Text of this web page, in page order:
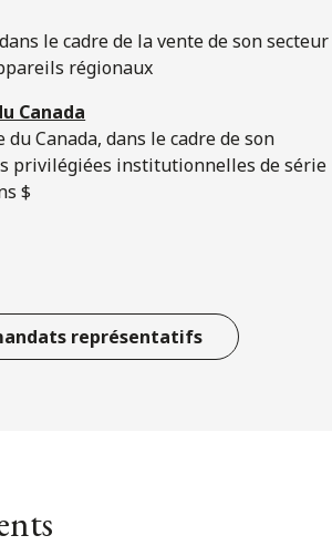
le cadre de la vente de son secteur
régionaux
Canada
du Canada, dans le cadre de son
privilégiées institutionnelles de série
$
représentatifs